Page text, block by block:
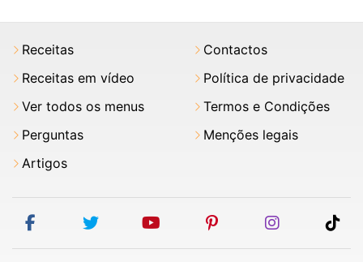
Receitas
Receitas em vídeo
Ver todos os menus
Perguntas
Artigos
Contactos
Política de privacidade
Termos e Condições
Menções legais
facebooktwitter youtubepinterestinstagram